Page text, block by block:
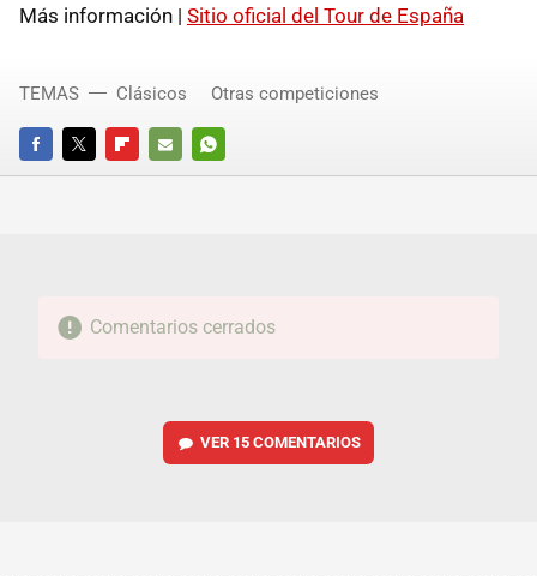
Más información | Sitio oficial del Tour de España
FACEBOOKTWITTERFLIPBOARD
E-
WHATSAPP
TEMAS Clásicos Otras competiciones
Comentarios cerrados
VER 15 COMENTARIOS